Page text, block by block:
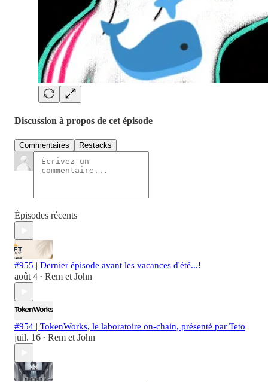
Discussion à propos de cet épisode
Commentaires Restacks
Épisodes récents
#955 | Dernier épisode avant les vacances d'été...!
août 4 • Rem et John
#954 | TokenWorks, le laboratoire on-chain, présenté par Teto
juil. 16 • Rem et John